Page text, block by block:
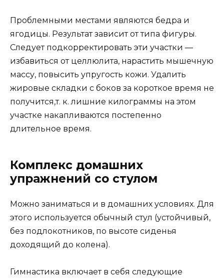
Проблемными местами являются бедра и
ягодицы. Результат зависит от типа фигуры.
Следует подкорректировать эти участки —
избавиться от целлюлита, нарастить мышечную
массу, повысить упругость кожи. Удалить
жировые складки с боков за короткое время не
получится,т. к. лишние килограммы на этом
участке накапливаются постепенно
длительное время.
Комплекс домашних
упражнений со стулом
Можно заниматься и в домашних условиях. Для
этого используется обычный стул (устойчивый,
без подлокотников, по высоте сиденья
доходящий до колена).
Гимнастика включает в себя следующие